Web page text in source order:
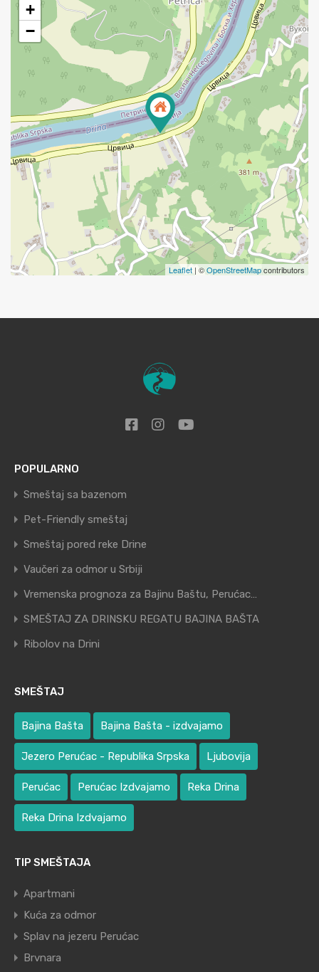
+
−
Leaflet | ©OpenStreetMapcontributors
POPULARNO
Smeštaj sa bazenom
Pet-Friendly smeštaj
Smeštaj pored reke Drine
Vaučeri za odmor u Srbiji
Vremenska prognoza za Bajinu Baštu, Perućac…
SMEŠTAJ ZA DRINSKU REGATU BAJINA BAŠTA
Ribolov na Drini
SMEŠTAJ
Bajina Bašta Bajina Bašta - izdvajamo
Jezero Perućac - Republika Srpska Ljubovija
Perućac Perućac Izdvajamo Reka Drina
Reka Drina Izdvajamo
TIP SMEŠTAJA
Apartmani
Kuća za odmor
Splav na jezeru Perućac
Brvnara